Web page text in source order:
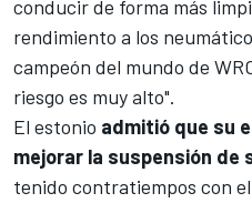
conducir de forma más
rendimiento a los
campeón del mundo de
riesgo es muy alto".
El estonio admitió que su
mejorar la suspensión de
tenido contratiempos con